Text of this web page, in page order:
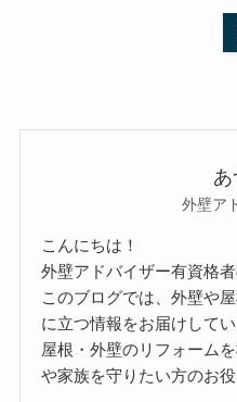
あ
外壁ア
こんにちは！
外壁アドバイザー有資格者
このブログでは、外壁や
に立つ情報をお届けしてい
屋根・外壁のリフォーム
や家族を守りたい方のお